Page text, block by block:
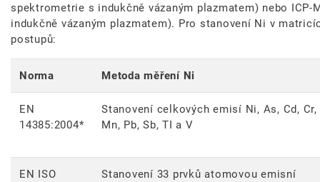
spektrometrie s indukčně vázaným plazmatem) nebo
indukčně vázaným plazmatem). Pro stanovení Ni v
postupů:
Norma Metoda měření Ni
EN
14385:2004*
Stanovení celkových emisí Ni, As, Cd, Cr,
Mn, Pb, Sb, TI a V
EN ISO
Stanovení 33 prvků atomovou emisní